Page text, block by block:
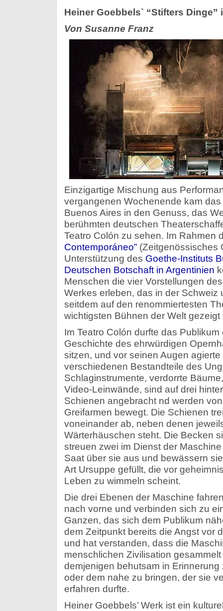
Heiner Goebbels` “Stifters Dinge”
Von Susanne Franz
Einzigartige Mischung aus
vergangenen Wochenende kam
Buenos Aires in den Genuss, das
berühmten deutschen
Teatro Colón zu sehen. Im Rahmen
Contemporáneo”(Zeitgenössisches
Unterstützung des Goethe-Instituts
Deutschen Botschaft in Argentinien
Menschen die vier Vorstellungen
Werkes erleben, das in der Schweiz
seitdem auf den renommiertesten
wichtigsten Bühnen der Welt gezeigt
Im Teatro Colón durfte das Publikum
Geschichte des ehrwürdigen
sitzen, und vor seinen Augen
verschiedenen Bestandteile des
Schlaginstrumente, verdorrte
Video-Leinwände, sind auf drei
Schienen angebracht nd werden
Greifarmen bewegt. Die Schienen
voneinander ab, neben denen
Wärterhäuschen steht. Die Becken
streuen zwei im Dienst der
Saat über sie aus und bewässern
Art Ursuppe gefüllt, die vor
Leben zu wimmeln scheint.
Die drei Ebenen der Maschine
nach vorne und verbinden sich zu
Ganzen, das sich dem Publikum
dem Zeitpunkt bereits die Angst vor
und hat verstanden, dass die
menschlichen Zivilisation
demjenigen behutsam in Erinnerung
oder dem nahe zu bringen, der sie
erfahren durfte.
Heiner Goebbels’ Werk ist ein